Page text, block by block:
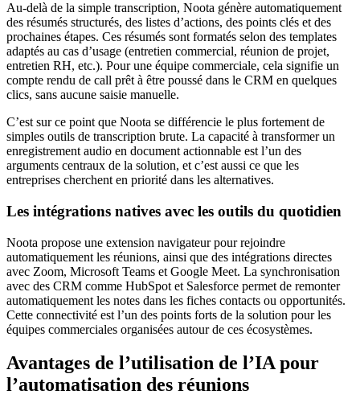
Au-delà de la simple transcription, Noota génère automatiquement
des résumés structurés, des listes d’actions, des points clés et des
prochaines étapes. Ces résumés sont formatés selon des templates
adaptés au cas d’usage (entretien commercial, réunion de projet,
entretien RH, etc.). Pour une équipe commerciale, cela signifie un
compte rendu de call prêt à être poussé dans le CRM en quelques
clics, sans aucune saisie manuelle.
C’est sur ce point que Noota se différencie le plus fortement de
simples outils de transcription brute. La capacité à transformer un
enregistrement audio en document actionnable est l’un des
arguments centraux de la solution, et c’est aussi ce que les
entreprises cherchent en priorité dans les alternatives.
Les intégrations natives avec les outils du quotidien
Noota propose une extension navigateur pour rejoindre
automatiquement les réunions, ainsi que des intégrations directes
avec Zoom, Microsoft Teams et Google Meet. La synchronisation
avec des CRM comme HubSpot et Salesforce permet de remonter
automatiquement les notes dans les fiches contacts ou opportunités.
Cette connectivité est l’un des points forts de la solution pour les
équipes commerciales organisées autour de ces écosystèmes.
Avantages de l’utilisation de l’IA pour
l’automatisation des réunions